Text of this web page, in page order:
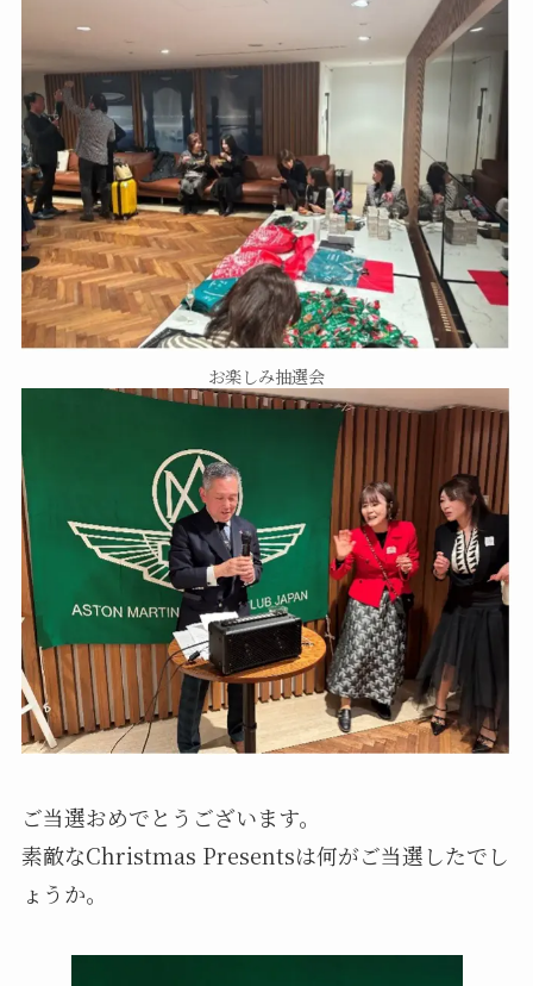
お楽しみ抽選会
ご当選おめでとうございます。
素敵なChristmas Presentsは何がご当選したでし
ょうか。